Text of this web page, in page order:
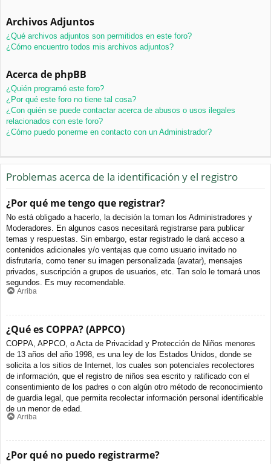
Archivos Adjuntos
¿Qué archivos adjuntos son permitidos en este foro?
¿Cómo encuentro todos mis archivos adjuntos?
Acerca de phpBB
¿Quién programó este foro?
¿Por qué este foro no tiene tal cosa?
¿Con quién se puede contactar acerca de abusos o usos ilegales
relacionados con este foro?
¿Cómo puedo ponerme en contacto con un Administrador?
Problemas acerca de la identificación y el registro
¿Por qué me tengo que registrar?
No está obligado a hacerlo, la decisión la toman los Administradores y
Moderadores. En algunos casos necesitará registrarse para publicar
temas y respuestas. Sin embargo, estar registrado le dará acceso a
contenidos adicionales y/o ventajas que como usuario invitado no
disfrutaría, como tener su imagen personalizada (avatar), mensajes
privados, suscripción a grupos de usuarios, etc. Tan solo le tomará unos
segundos. Es muy recomendable.
Arriba
¿Qué es COPPA? (APPCO)
COPPA, APPCO, o Acta de Privacidad y Protección de Niños menores
de 13 años del año 1998, es una ley de los Estados Unidos, donde se
solicita a los sitios de Internet, los cuales son potenciales recolectores
de información, que el registro de niños sea escrito y ratificado con el
consentimiento de los padres o con algún otro método de reconocimiento
de guardia legal, que permita recolectar información personal identificable
de un menor de edad.
Arriba
¿Por qué no puedo registrarme?